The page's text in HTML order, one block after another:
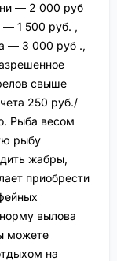
— 2 000 руб
— 1 500 руб. ,
— 3 000 руб .,
свыше
250 руб./
Рыба весом
рыбу
жабры,
приобрести
вылова
можете
на